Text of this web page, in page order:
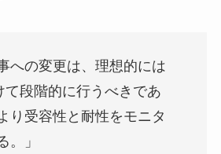
への変更は、理想的には
て段階的に行うべきであ
り受容性と耐性をモニタ
。」